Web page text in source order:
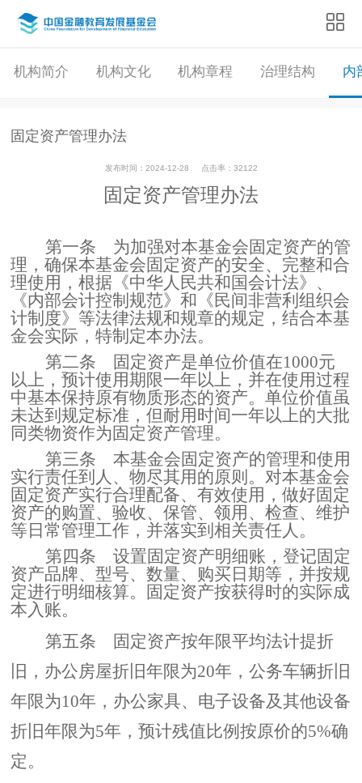
机构简介 机构文化 机构章程 治理结构 内
固定资产管理办法
发布时间：2024-12-28 点击率：32122
固定资产管理办法
第一条 为加强对本基金会固定资产的管
理，确保本基金会固定资产的安全、完整和合
理使用，根据《中华人民共和国会计法》、
《内部会计控制规范》和《民间非营利组织会
计制度》等法律法规和规章的规定，结合本基
金会实际，特制定本办法。
第二条 固定资产是单位价值在1000元
以上，预计使用期限一年以上，并在使用过程
中基本保持原有物质形态的资产。单位价值虽
未达到规定标准，但耐用时间一年以上的大批
同类物资作为固定资产管理。
第三条 本基金会固定资产的管理和使用
实行责任到人、物尽其用的原则。对本基金会
固定资产实行合理配备、有效使用，做好固定
资产的购置、验收、保管、领用、检查、维护
等日常管理工作，并落实到相关责任人。
第四条 设置固定资产明细账，登记固定
资产品牌、型号、数量、购买日期等，并按规
定进行明细核算。固定资产按获得时的实际成
本入账。
第五条
固定资产按年限平均法计提折
旧，办公房屋折旧年限为20年，公务车辆折旧
年限为10年，办公家具、电子设备及其他设备
折旧年限为5年，预计残值比例按原价的5%确
定。